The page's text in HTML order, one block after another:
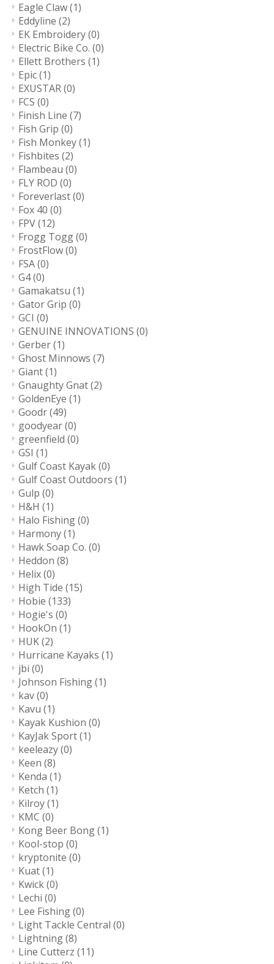
Eagle Claw(1)
Eddyline (2)
EK Embroidery(0)
Electric Bike Co. (0)
Ellett Brothers (1)
Epic(1)
EXUSTAR(0)
FCS (0)
Finish Line (7)
Fish Grip (0)
Fish Monkey(1)
Fishbites (2)
Flambeau (0)
FLY ROD (0)
Foreverlast(0)
Fox 40 (0)
FPV(12)
Frogg Togg(0)
FrostFlow(0)
FSA(0)
G4(0)
Gamakatsu (1)
Gator Grip (0)
GCI (0)
GENUINE INNOVATIONS (0)
Gerber(1)
Ghost Minnows (7)
Giant(1)
Gnaughty Gnat(2)
GoldenEye (1)
Goodr(49)
goodyear(0)
greenfield (0)
GSI (1)
Gulf Coast Kayak(0)
Gulf Coast Outdoors (1)
Gulp (0)
H&H (1)
Halo Fishing(0)
Harmony(1)
Hawk Soap Co. (0)
Heddon (8)
Helix(0)
High Tide (15)
Hobie (133)
Hogie's (0)
HookOn (1)
HUK(2)
Hurricane Kayaks (1)
jbi (0)
Johnson Fishing(1)
kav(0)
Kavu (1)
Kayak Kushion (0)
KayJak Sport(1)
keeleazy(0)
Keen (8)
Kenda (1)
Ketch (1)
Kilroy(1)
KMC (0)
Kong Beer Bong(1)
Kool-stop (0)
kryptonite (0)
Kuat(1)
Kwick(0)
Lechi (0)
Lee Fishing(0)
Light Tackle Central (0)
Lightning(8)
Line Cutterz (11)